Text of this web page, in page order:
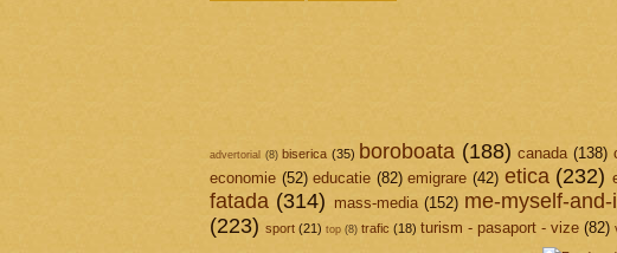
advertorial (8) biserica (35) boroboata (188) canada (138)
economie (52) educatie (82) emigrare (42) etica (232)
fatada (314) mass-media (152) me-myself-and-i
(223) sport (21) top (8) trafic (18) turism - pasaport - vize (82)